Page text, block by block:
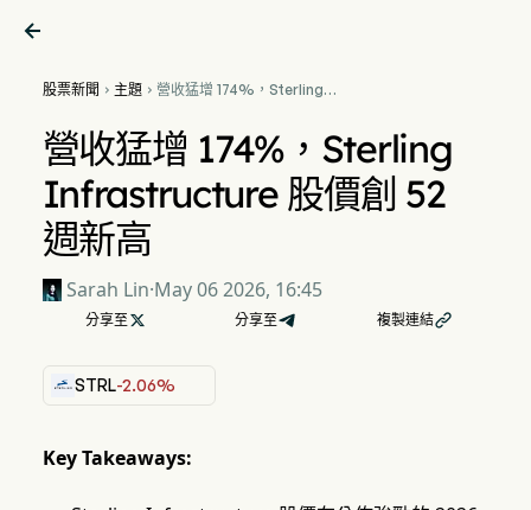

股票新聞  主題 營收猛增 174%，Sterling
新高
營收猛增 174%，Sterling
Infrastructure 股價創 52
週新高
Sarah Lin·May 06 2026, 16:45
分享至  分享至 複製連結
STRL-2.06%
Key Takeaways: